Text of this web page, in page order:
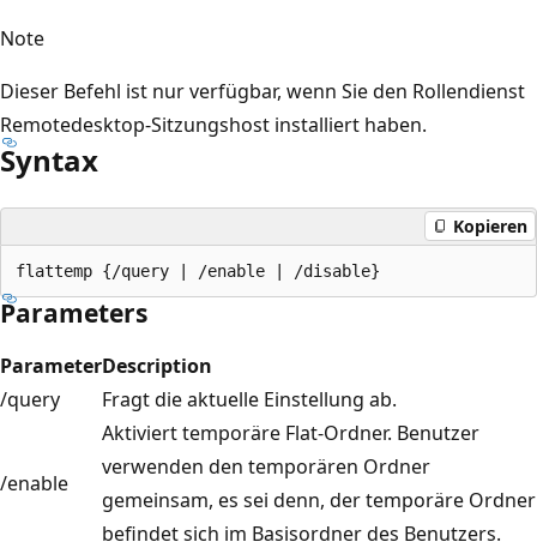
Note
Dieser Befehl ist nur verfügbar, wenn Sie den Rollendienst
Remotedesktop-Sitzungshost installiert haben.
Syntax
Kopieren
Parameters
ParameterDescription
/query
Fragt die aktuelle Einstellung ab.
/enable
Aktiviert temporäre Flat-Ordner. Benutzer
verwenden den temporären Ordner
gemeinsam, es sei denn, der temporäre Ordner
befindet sich im Basisordner des Benutzers.